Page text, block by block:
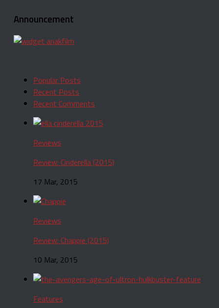
Announcement
Popular Posts
Recent Posts
Recent Comments
Reviews
Review: Cinderella (2015)
17 Mar, 2015
Reviews
Review: Chappie (2015)
10 Mar, 2015
Features